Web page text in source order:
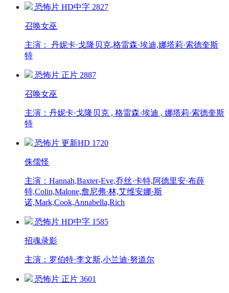
恐怖片 HD中字 2827
召唤女巫
主演： 丹妮卡·戈隆贝克,格雷森·埃迪,娜塔莉·索德奎斯
特
恐怖片 正片 2887
召唤女巫
主演：丹妮卡·戈隆贝克 , 格雷森·埃迪 , 娜塔莉·索德奎斯
特
恐怖片 更新HD 1720
侏儒怪
主演：Hannah,Baxter-Eve,乔丝·卡特,阿德里安·布薛
特,Colin,Malone,詹尼弗·林,艾维安娜·斯
诺,Mark,Cook,Annabella,Rich
恐怖片 HD中字 1585
招魂录影
主演：罗伯特·李文斯,小兰迪·努道尔
恐怖片 正片 3601